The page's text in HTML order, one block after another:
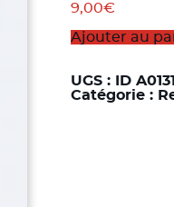
9,00€
Ajouter au
UGS :
ID
Catégorie :